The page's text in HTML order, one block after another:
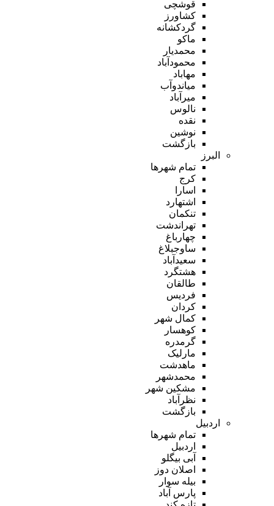
قوشچی
کشاورز
گردکشانه
ماکو
محمدیار
محمودآباد
مهاباد
میاندوآب
میرآباد
نالوس
نقده
نوشین
بازگشت
البرز
تمام شهر‌ها
کرج
اسارا
اشتهارد
تنکمان
تهراندشت
چهارباغ
ساوجبلاغ
سعیدآباد
هشتگرد
طالقان
فردیس
کردان
کمال شهر
کوهسار
گرمدره
مارلیک
ماهدشت
محمدشهر
مشکین شهر
نظرآباد
بازگشت
اردبیل
تمام شهر‌ها
اردبیل
آبی بیگلو
اصلان دوز
بیله سوار
پارس آباد